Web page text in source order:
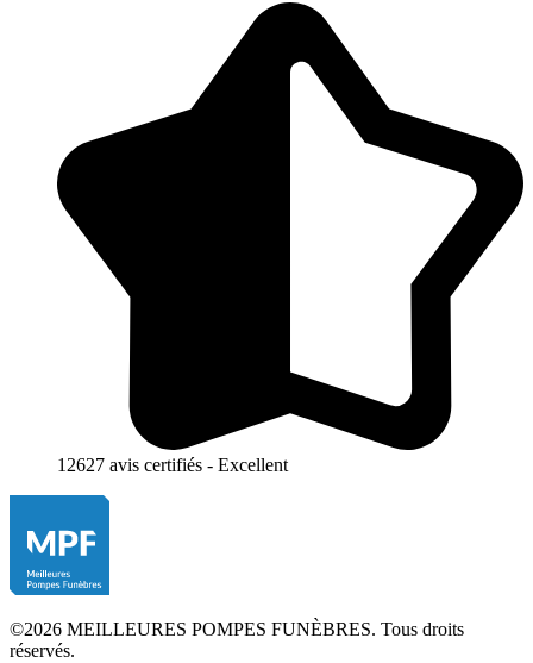
12627 avis certifiés - Excellent
©2026 MEILLEURES POMPES FUNÈBRES. Tous droits
réservés.